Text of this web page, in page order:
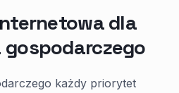
dla
każdy priorytet